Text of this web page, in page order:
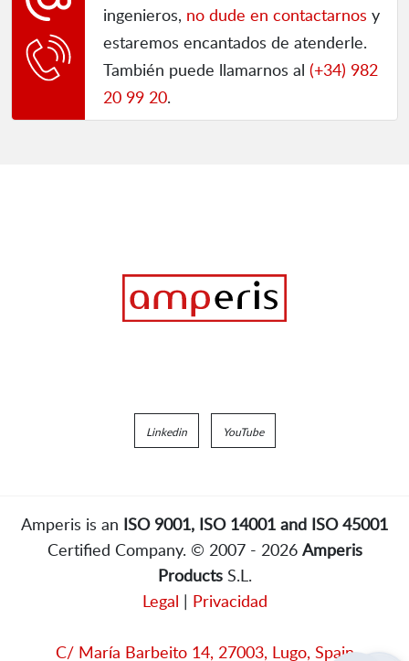
ingenieros, no dude en contactarnos y
estaremos encantados de atenderle.
También puede llamarnos al (+34) 982
20 99 20.
Linkedin YouTube
Amperis is an ISO 9001, ISO 14001 and ISO 45001
Certified Company. © 2007 - 2026 Amperis
ProductsS.L.
Legal | Privacidad
C/ María Barbeito 14, 27003, Lugo, Spain